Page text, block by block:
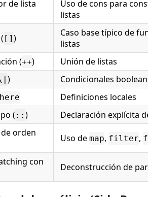
de lista
Uso de cons para
listas
[] )
Caso base típico de
listas
(++)
Unión de listas
)
Condicionales
Definiciones locales
( :: )
Declaración explícita
orden
Uso de map, filter,
con
Deconstrucción de